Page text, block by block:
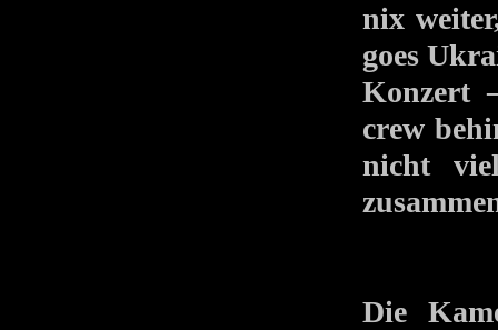
nix
goes
Konzert
crew
nicht
Die